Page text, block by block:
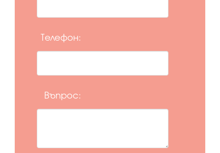
Телефон:
Въпрос: